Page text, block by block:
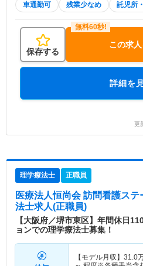
車通勤可 残業少なめ 託児所
保存する
この求
詳細を
更
理学療法士 正職員
医療法人恒尚会 訪問看護ス
法士求人(正職員)
【大阪府／堺市東区】年間休日
ョンでの理学療法士募集！
【モデル月収】 31.0